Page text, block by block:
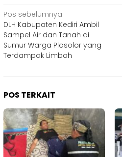
Navigasi
pos
Pos sebelumnya
DLH Kabupaten Kediri Ambil
Sampel Air dan Tanah di
Sumur Warga Plosolor yang
Terdampak Limbah
POS TERKAIT